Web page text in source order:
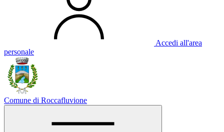
Accedi all'area
personale
Comune di Roccafluvione